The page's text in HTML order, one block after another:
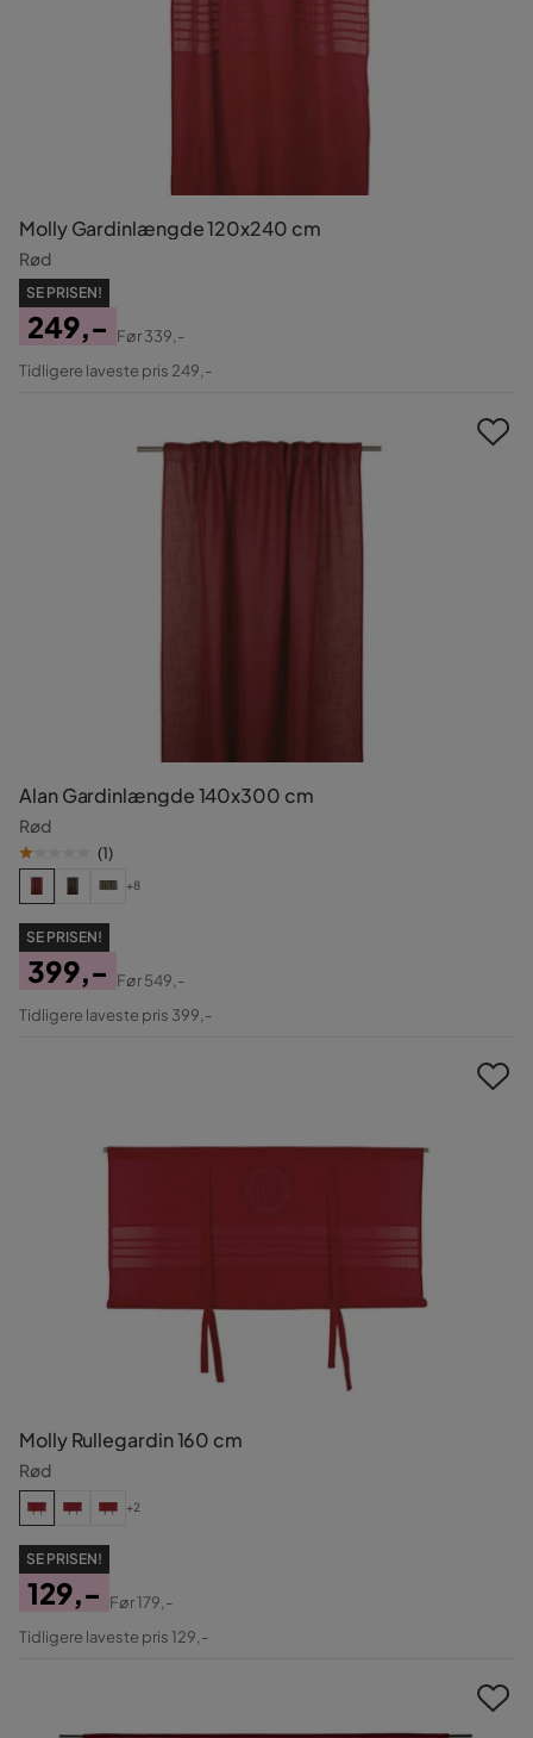
Molly Gardinlængde 120x240 cm
Rød
SE PRISEN!
Pris
249,-
Original
Før339,-
Tidligere laveste pris 249,-
Alan Gardinlængde 140x300 cm
Rød
(1)
+8
SE PRISEN!
Pris
399,-
Original
Før549,-
Tidligere laveste pris 399,-
Molly Rullegardin 160 cm
Rød
+2
SE PRISEN!
Pris
129,-
Original
Før179,-
Tidligere laveste pris 129,-